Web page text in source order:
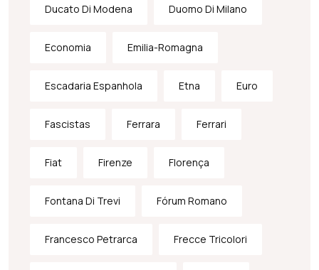
Ducato Di Modena Duomo Di Milano
Economia Emilia-Romagna
Escadaria Espanhola Etna Euro
Fascistas Ferrara Ferrari
Fiat Firenze Florença
Fontana Di Trevi Fórum Romano
Francesco Petrarca Frecce Tricolori